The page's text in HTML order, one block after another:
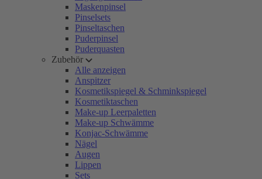
Maskenpinsel
Pinselsets
Pinseltaschen
Puderpinsel
Puderquasten
Zubehör
Alle anzeigen
Anspitzer
Kosmetikspiegel & Schminkspiegel
Kosmetiktaschen
Make-up Leerpaletten
Make-up Schwämme
Konjac-Schwämme
Nägel
Augen
Lippen
Sets